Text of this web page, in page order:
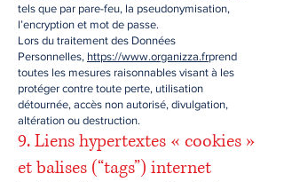
tels que par pare-feu, la pseudonymisation,
l’encryption et mot de passe.
Lors du traitement des Données
Personnelles, https://www.organizza.frprend
toutes les mesures raisonnables visant à les
protéger contre toute perte, utilisation
détournée, accès non autorisé, divulgation,
altération ou destruction.
9. Liens hypertextes « cookies »
et balises (“tags”) internet